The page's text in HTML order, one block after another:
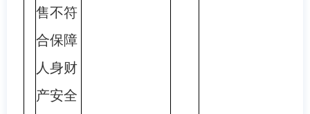
售不符
合保障
人身财
产安全